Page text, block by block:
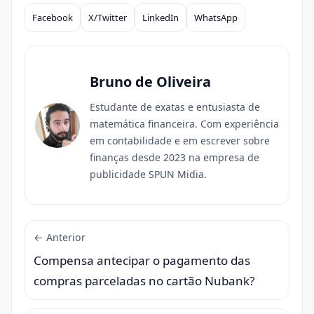
Compartilhar
Facebook X/Twitter LinkedIn WhatsApp
Bruno de Oliveira
Estudante de exatas e entusiasta de
matemática financeira. Com experiência
em contabilidade e em escrever sobre
finanças desde 2023 na empresa de
publicidade SPUN Midia.
← Anterior
Compensa antecipar o pagamento das
compras parceladas no cartão Nubank?